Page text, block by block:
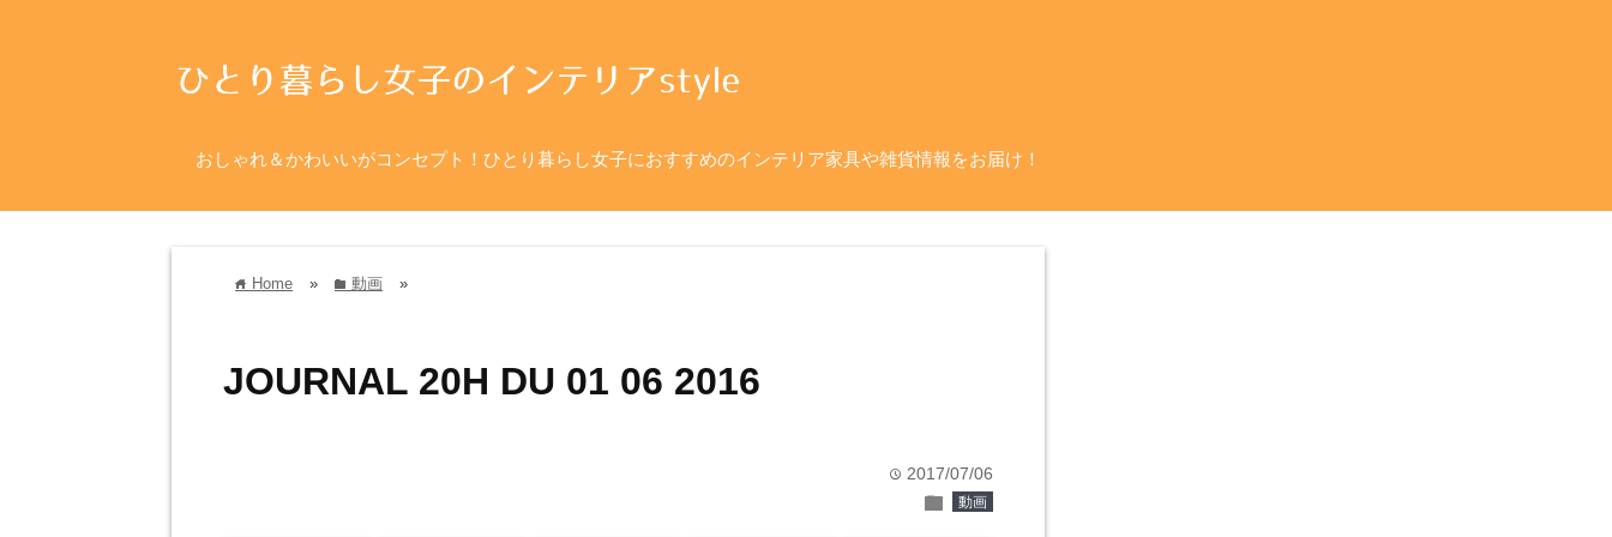
おしゃれ＆かわいいがコンセプト！ひとり暮らし女子におすすめのインテリア家具や雑貨情報をお届け！
home Home » folder 動画 »
JOURNAL 20H DU 01 06 2016
time 2017/07/06
folder 動画